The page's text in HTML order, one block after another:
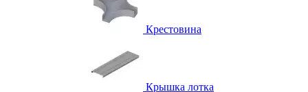
Крестовина
Крышка лотка